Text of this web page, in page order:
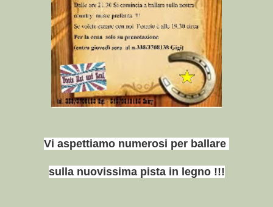
Vi aspettiamo numerosi per ballare
sulla nuovissima pista in legno !!!